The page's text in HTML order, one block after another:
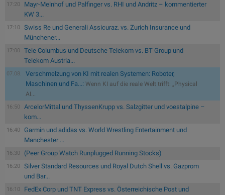
17:20
Mayr-Melnhof und Palfinger vs. RHI und Andritz – kommentierter
KW 3...
17:10
Swiss Re und Generali Assicuraz. vs. Zurich Insurance und
Münchener...
17:00
Tele Columbus und Deutsche Telekom vs. BT Group und
Telekom Austria...
07.08.
Verschmelzung von KI mit realen Systemen: Roboter,
Maschinen und Fa...: Wenn KI auf die reale Welt trifft: „Physical
AI...
16:50
ArcelorMittal und ThyssenKrupp vs. Salzgitter und voestalpine –
kom...
16:40
Garmin und adidas vs. World Wrestling Entertainment und
Manchester ...
16:30 (Peer Group Watch Runplugged Running Stocks)
16:20
Silver Standard Resources und Royal Dutch Shell vs. Gazprom
und Bar...
16:10
FedEx Corp und TNT Express vs. Österreichische Post und